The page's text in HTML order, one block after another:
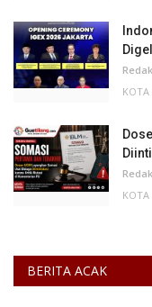
KOTA
KOTA
BERITA ACAK